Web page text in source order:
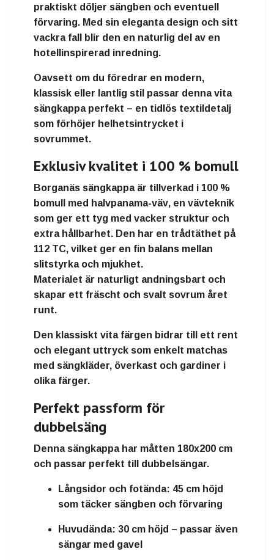
praktiskt döljer sängben och eventuell
förvaring. Med sin eleganta design och sitt
vackra fall blir den en naturlig del av en
hotellinspirerad inredning.
Oavsett om du föredrar en modern,
klassisk eller lantlig stil passar denna vita
sängkappa perfekt – en tidlös textildetalj
som förhöjer helhetsintrycket i
sovrummet.
Exklusiv kvalitet i 100 % bomull
Borganäs sängkappa är tillverkad i 100 %
bomull
med halvpanama-väv, en vävteknik
som ger ett tyg med vacker struktur och
extra hållbarhet. Den har en trådtäthet på
112 TC, vilket ger en fin balans mellan
slitstyrka och mjukhet.
Materialet är naturligt andningsbart och
skapar ett fräscht och svalt sovrum året
runt.
Den klassiskt vita färgen bidrar till ett rent
och elegant uttryck som enkelt matchas
med sängkläder, överkast och gardiner i
olika färger.
Perfekt passform för
dubbelsäng
Denna sängkappa har måtten 180x200 cm
och passar perfekt till dubbelsängar.
Långsidor och fotända: 45 cm höjd
som täcker sängben och förvaring
Huvudända: 30 cm höjd – passar även
sängar med gavel